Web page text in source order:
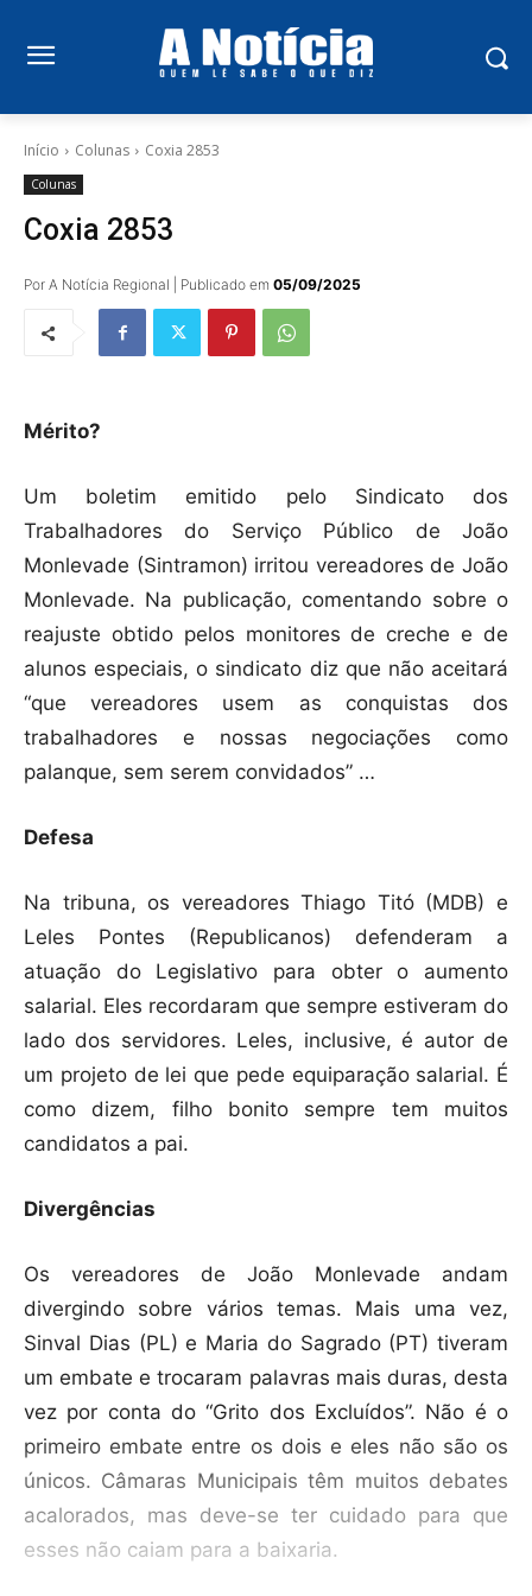
Início Colunas Coxia 2853
Colunas
Coxia 2853
Por A Notícia Regional | Publicado em 05/09/2025
Mérito?
Um boletim emitido pelo Sindicato dos
Trabalhadores do Serviço Público de João
Monlevade (Sintramon) irritou vereadores de João
Monlevade. Na publicação, comentando sobre o
reajuste obtido pelos monitores de creche e de
alunos especiais, o sindicato diz que não aceitará
“que vereadores usem as conquistas dos
trabalhadores e nossas negociações como
palanque, sem serem convidados” …
Defesa
Na tribuna, os vereadores Thiago Titó (MDB) e
Leles Pontes (Republicanos) defenderam a
atuação do Legislativo para obter o aumento
salarial. Eles recordaram que sempre estiveram do
lado dos servidores. Leles, inclusive, é autor de
um projeto de lei que pede equiparação salarial. É
como dizem, filho bonito sempre tem muitos
candidatos a pai.
Divergências
Os vereadores de João Monlevade andam
divergindo sobre vários temas. Mais uma vez,
Sinval Dias (PL) e Maria do Sagrado (PT) tiveram
um embate e trocaram palavras mais duras, desta
vez por conta do “Grito dos Excluídos”. Não é o
primeiro embate entre os dois e eles não são os
únicos. Câmaras Municipais têm muitos debates
acalorados, mas deve-se ter cuidado para que
esses não caiam para a baixaria.